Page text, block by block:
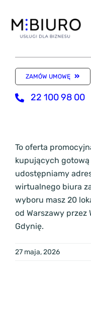
zawartości
ZAMÓW UMOWĘ
22 100 98 00
To oferta
kupujących gotową
udostępniamy
wirtualnego biura
wyboru masz 20
od Warszawy przez
Gdynię.
27 maja, 2026